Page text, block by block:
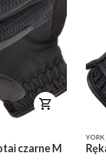
Rękawiczki Equestrian queen Morotai czarne M
YORK